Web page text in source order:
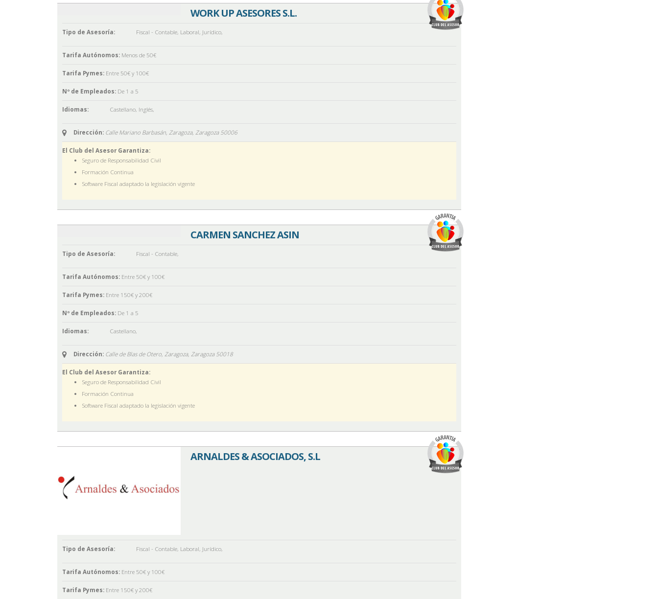
WORK UP ASESORES S.L.
Tipo de Asesoría: Fiscal - Contable, Laboral, Jurídico,
Tarifa Autónomos: Menos de 50€
Tarifa Pymes: Entre 50€ y 100€
Nº de Empleados: De 1 a 5
Idiomas: Castellano, Inglés,
Dirección: Calle Mariano Barbasán, Zaragoza, Zaragoza 50006
El Club del Asesor Garantiza:
Seguro de Responsabilidad Civil
Formación Continua
Software Fiscal adaptado la legislación vigente
CARMEN SANCHEZ ASIN
Tipo de Asesoría: Fiscal - Contable,
Tarifa Autónomos: Entre 50€ y 100€
Tarifa Pymes: Entre 150€ y 200€
Nº de Empleados: De 1 a 5
Idiomas: Castellano,
Dirección: Calle de Blas de Otero, Zaragoza, Zaragoza 50018
El Club del Asesor Garantiza:
Seguro de Responsabilidad Civil
Formación Continua
Software Fiscal adaptado la legislación vigente
ARNALDES & ASOCIADOS, S.L
Tipo de Asesoría: Fiscal - Contable, Laboral, Jurídico,
Tarifa Autónomos: Entre 50€ y 100€
Tarifa Pymes: Entre 150€ y 200€